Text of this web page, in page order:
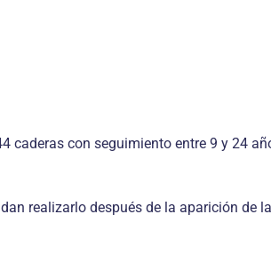
caderas con seguimiento entre 9 y 24
realizarlo después de la aparición de